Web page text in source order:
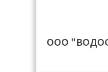
ООО